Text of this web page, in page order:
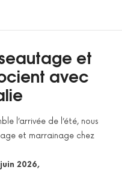
et
avec
l’arrivée de l’été, nous
et marrainage chez
2026,